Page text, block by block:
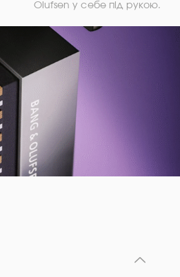
Olufsen у себе під рукою.